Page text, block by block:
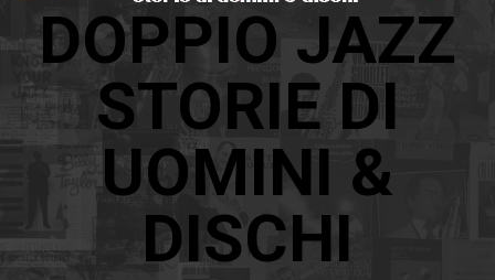
DOPPIO JAZZ
STORIE DI
UOMINI &
DISCHI